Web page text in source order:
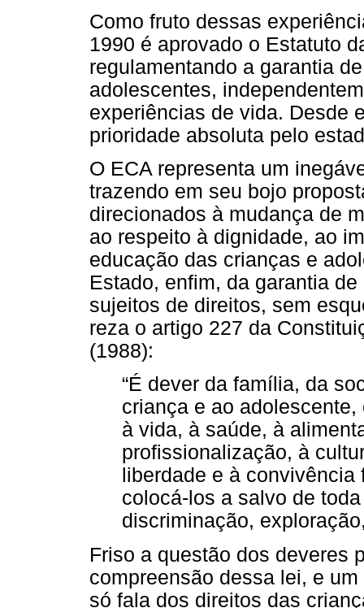
Como fruto dessas
1990 é aprovado o Estatuto
regulamentando a garantia
adolescentes,
experiências de vida. Desde
prioridade absoluta pelo
O ECA representa um
trazendo em seu bojo
direcionados à mudança de
ao respeito à dignidade, ao
educação das crianças e
Estado, enfim, da garantia
sujeitos de direitos, sem
reza o artigo 227 da
(1988):
“É dever da família, da
criança e ao
à vida, à saúde, à
profissionalização, à
liberdade e à
colocá-los a salvo de
discriminação,
Friso a questão dos deveres
compreensão dessa lei, e
só fala dos direitos das